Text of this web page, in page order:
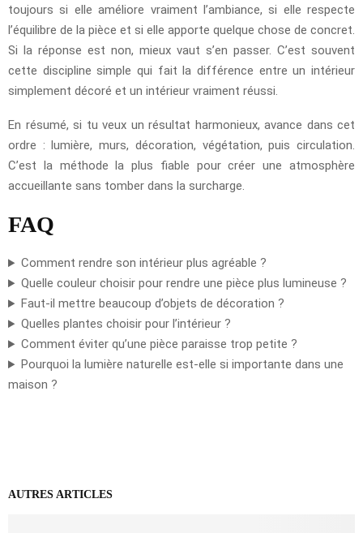
toujours si elle améliore vraiment l’ambiance, si elle respecte
l’équilibre de la pièce et si elle apporte quelque chose de concret.
Si la réponse est non, mieux vaut s’en passer. C’est souvent
cette discipline simple qui fait la différence entre un intérieur
simplement décoré et un intérieur vraiment réussi.
En résumé, si tu veux un résultat harmonieux, avance dans cet
ordre : lumière, murs, décoration, végétation, puis circulation.
C’est la méthode la plus fiable pour créer une atmosphère
accueillante sans tomber dans la surcharge.
FAQ
Comment rendre son intérieur plus agréable ?
Quelle couleur choisir pour rendre une pièce plus lumineuse ?
Faut-il mettre beaucoup d’objets de décoration ?
Quelles plantes choisir pour l’intérieur ?
Comment éviter qu’une pièce paraisse trop petite ?
Pourquoi la lumière naturelle est-elle si importante dans une
maison ?
AUTRES ARTICLES